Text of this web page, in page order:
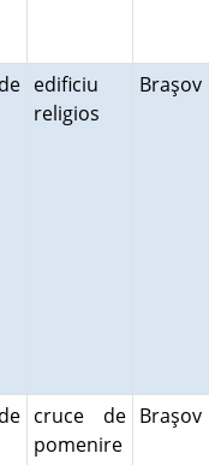
edificiu
religios
Braşov
cruce de
pomenire
Braşov